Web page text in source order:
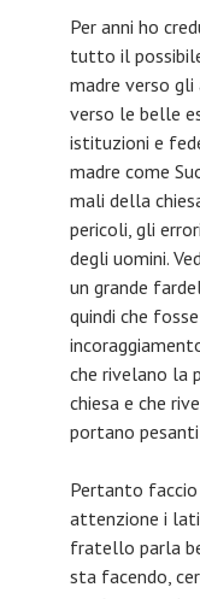
Per anni ho
tutto il
madre verso
verso le belle
istituzioni e
madre come
mali della
pericoli, gli
degli uomini.
un grande
quindi che
che rivelano la
chiesa e che
portano
Pertanto
attenzione i lati
fratello parla
sta facendo,